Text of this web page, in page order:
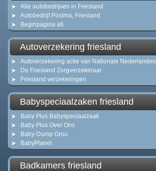
Alle autobedrijven in Friesland
Autobedrijf Postma, Friesland.
Beginpagina a6
Autoverzekering friesland
Autoverzekering actie van Nationale Nederlanden
De Friesland Zorgverzekeraar
Friesland verzekeringen
Babyspeciaalzaken friesland
Baby Plus Babyspeciaalzaak
Baby Plus Over Ons
Baby-Dump Grou
BabyPlanet
Badkamers friesland